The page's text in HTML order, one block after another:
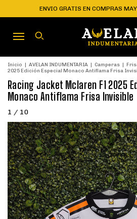
ENVIO GRATIS EN COMPRAS
Inicio | AVELAN INDUMENTARIA | Camperas |
2025 Edición Especial Monaco Antiflama Frisa
Racing Jacket Mclaren F1 2025
Monaco Antiflama Frisa Invisible
1 / 10